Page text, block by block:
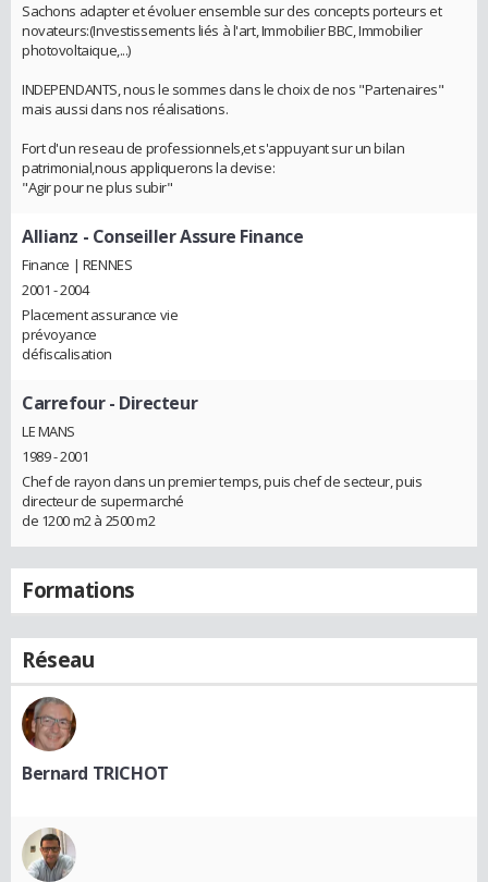
Sachons adapter et évoluer ensemble sur des concepts porteurs et
novateurs:(Investissements liés à l'art, Immobilier BBC, Immobilier
photovoltaique,...)
INDEPENDANTS, nous le sommes dans le choix de nos "Partenaires"
mais aussi dans nos réalisations.
Fort d'un reseau de professionnels,et s'appuyant sur un bilan
patrimonial,nous appliquerons la devise:
"Agir pour ne plus subir"
Allianz - Conseiller Assure Finance
Finance | RENNES
2001 - 2004
Placement assurance vie
prévoyance
défiscalisation
Carrefour- Directeur
LE MANS
1989 - 2001
Chef de rayon dans un premier temps, puis chef de secteur, puis
directeur de supermarché
de 1200 m2 à 2500 m2
Formations
Réseau
Bernard TRICHOT